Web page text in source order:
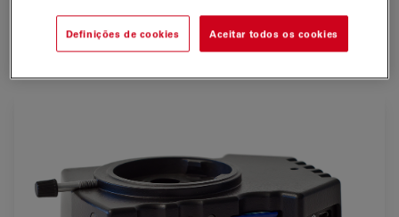
arquivamento. Todos os dados da imagem e de
calibragem podem ser armazenados junto com a
imagem para referência posterior.
Definições de cookies Aceitar todos os cookies